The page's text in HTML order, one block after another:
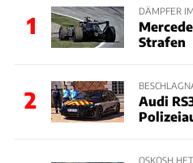
1
DÄMPFER
Strafen
2
Audi
OSKOSH